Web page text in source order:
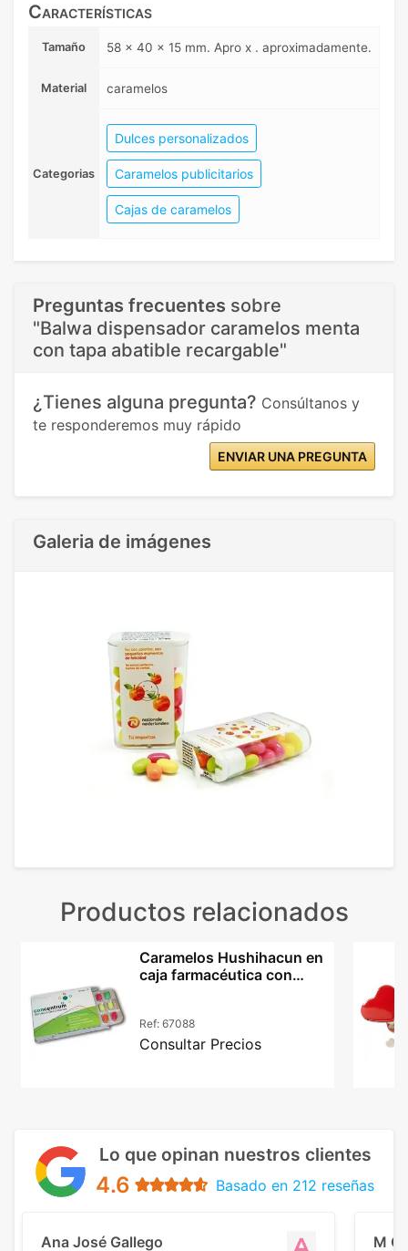
Características
Tamaño 58 x 40 x 15 mm. Apro x . aproximadamente.
Material caramelos
Categorias
Dulces personalizados
Caramelos publicitarios
Cajas de caramelos
Preguntas frecuentes sobre
"Balwa dispensador caramelos menta
con tapa abatible recargable"
¿Tienes alguna pregunta? Consúltanos y
te responderemos muy rápido
ENVIAR UNA PREGUNTA
Galeria de imágenes
Productos relacionados
Caramelos Hushihacun en
caja farmacéutica con
Ref: 67088
Consultar Precios
Lo que opinan nuestros clientes
4.6 Basado en 212 reseñas
Ana José Gallego M C